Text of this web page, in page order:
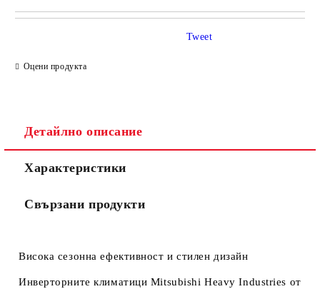
САМО ПОПЪЛНЕТЕ 4 ПОЛЕТА
Съгласен съм сПолитиката за лични данни
Ние ще се свържем с вас в рамките на работния ден.
Оцени продукта
Tweet
Детайлно описание
Характеристики
Свързани продукти
Висока сезонна ефективност и стилен дизайн
Инверторните климатици Mitsubishi Heavy Industries от